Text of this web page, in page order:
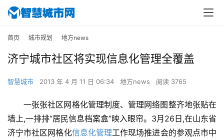
首页 城市规划 地方news
济宁城市社区将实现信息化管理全覆盖
智慧城市 2013 年 4 月 11 日 06:34 地方news 阅读 3765
一张张社区网格化管理制度、管理网络图整齐地张贴在
墙上,一排排“居民信息档案盒”映入眼帘。3月26日,在山东省
济宁市社区网格化信息化管理工作现场推进会的参观点市中